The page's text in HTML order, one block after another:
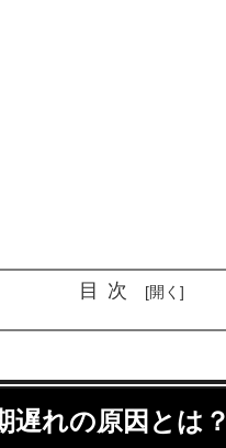
目次
遅れの原因とは？